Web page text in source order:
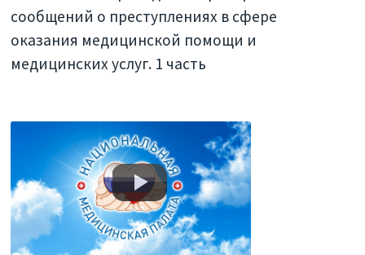
сообщений о преступлениях в сфере
оказания медицинской помощи и
медицинских услуг. 1 часть